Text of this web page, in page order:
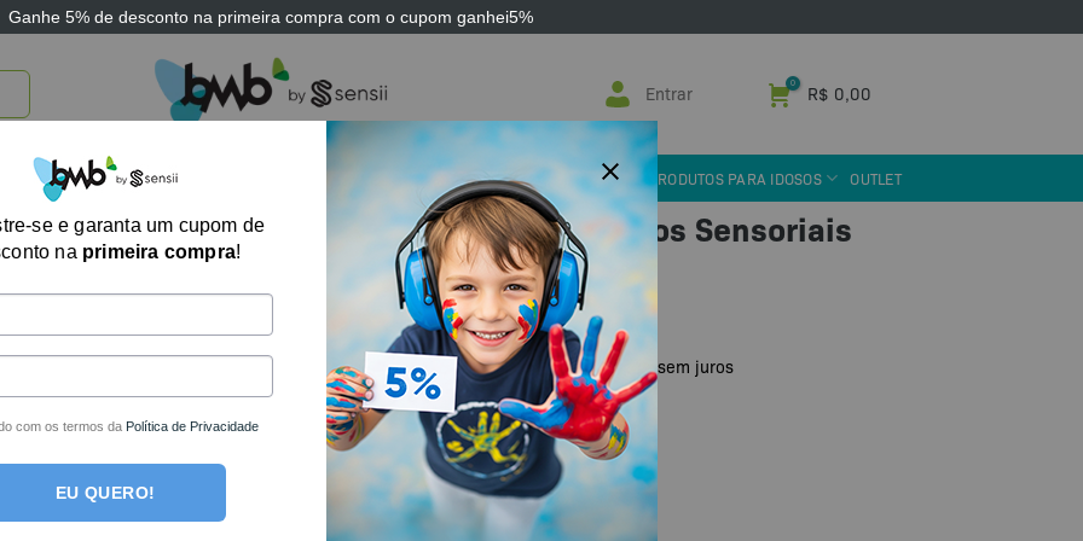
Ganhe 5% de desconto na primeira compra com o cupom ganhei5%
Entrar R$ 0,00
BRINQUEDOS E JOGOS ARK THERAPEUTIC SENSII TECNOLOGIA ASSISTIVA PRODUTOS PARA IDOSOS OUTLET
Jogo Terapêutico Desafios Sensoriais
360,43 no boleto ou PIX
R$379,40 em até6x deR$63,23sem juros
Fora de estoque
se e garanta um cupom de
na primeira compra!
com os termos da Política de Privacidade
EU QUERO!